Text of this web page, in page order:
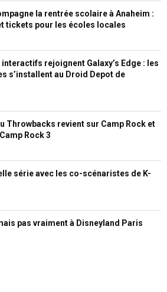
la rentrée scolaire à Anaheim :
tickets pour les écoles locales
rejoignent Galaxy’s Edge : les
s’installent au Droid Depot de
Throwbacks revient sur Camp Rock et
Rock 3
série avec les co-scénaristes de K-
pas vraiment à Disneyland Paris